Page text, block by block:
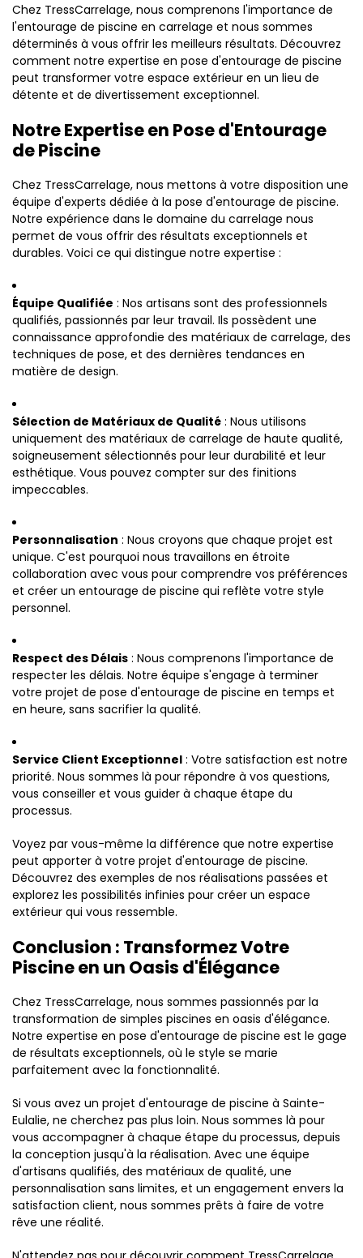
Chez TressCarrelage, nous comprenons l'importance de
l'entourage de piscine en carrelage et nous sommes
déterminés à vous offrir les meilleurs résultats. Découvrez
comment notre expertise en pose d'entourage de piscine
peut transformer votre espace extérieur en un lieu de
détente et de divertissement exceptionnel.
Notre Expertise en Pose d'Entourage
de Piscine
Chez TressCarrelage, nous mettons à votre disposition une
équipe d'experts dédiée à la pose d'entourage de piscine.
Notre expérience dans le domaine du carrelage nous
permet de vous offrir des résultats exceptionnels et
durables. Voici ce qui distingue notre expertise :
Équipe Qualifiée : Nos artisans sont des professionnels
qualifiés, passionnés par leur travail. Ils possèdent une
connaissance approfondie des matériaux de carrelage, des
techniques de pose, et des dernières tendances en
matière de design.
Sélection de Matériaux de Qualité : Nous utilisons
uniquement des matériaux de carrelage de haute qualité,
soigneusement sélectionnés pour leur durabilité et leur
esthétique. Vous pouvez compter sur des finitions
impeccables.
Personnalisation : Nous croyons que chaque projet est
unique. C'est pourquoi nous travaillons en étroite
collaboration avec vous pour comprendre vos préférences
et créer un entourage de piscine qui reflète votre style
personnel.
Respect des Délais : Nous comprenons l'importance de
respecter les délais. Notre équipe s'engage à terminer
votre projet de pose d'entourage de piscine en temps et
en heure, sans sacrifier la qualité.
Service Client Exceptionnel : Votre satisfaction est notre
priorité. Nous sommes là pour répondre à vos questions,
vous conseiller et vous guider à chaque étape du
processus.
Voyez par vous-même la différence que notre expertise
peut apporter à votre projet d'entourage de piscine.
Découvrez des exemples de nos réalisations passées et
explorez les possibilités infinies pour créer un espace
extérieur qui vous ressemble.
Conclusion : Transformez Votre
Piscine en un Oasis d'Élégance
Chez TressCarrelage, nous sommes passionnés par la
transformation de simples piscines en oasis d'élégance.
Notre expertise en pose d'entourage de piscine est le gage
de résultats exceptionnels, où le style se marie
parfaitement avec la fonctionnalité.
Si vous avez un projet d'entourage de piscine à Sainte-
Eulalie, ne cherchez pas plus loin. Nous sommes là pour
vous accompagner à chaque étape du processus, depuis
la conception jusqu'à la réalisation. Avec une équipe
d'artisans qualifiés, des matériaux de qualité, une
personnalisation sans limites, et un engagement envers la
satisfaction client, nous sommes prêts à faire de votre
rêve une réalité.